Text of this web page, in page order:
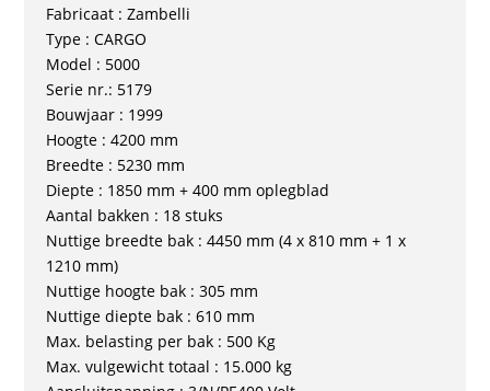
Fabricaat : Zambelli
Type : CARGO
Model : 5000
Serie nr.: 5179
Bouwjaar : 1999
Hoogte : 4200 mm
Breedte : 5230 mm
Diepte : 1850 mm + 400 mm oplegblad
Aantal bakken : 18 stuks
Nuttige breedte bak : 4450 mm (4 x 810 mm + 1 x
1210 mm)
Nuttige hoogte bak : 305 mm
Nuttige diepte bak : 610 mm
Max. belasting per bak : 500 Kg
Max. vulgewicht totaal : 15.000 kg